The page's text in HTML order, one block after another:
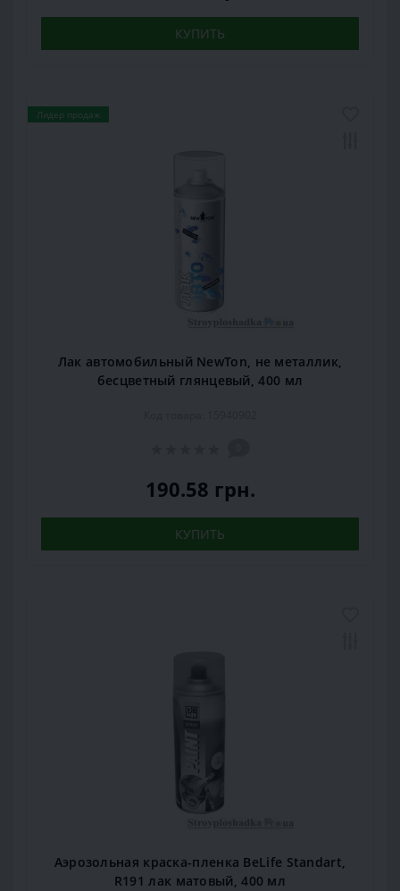
КУПИТЬ
Лидер продаж
Лак автомобильный NewTon, не металлик,
бесцветный глянцевый, 400 мл
190.58 грн.
КУПИТЬ
Аэрозольная краска-пленка BeLife Standart,
R191 лак матовый, 400 мл